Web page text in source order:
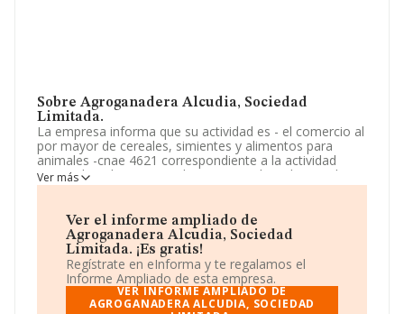
Sobre Agroganadera Alcudia, Sociedad
Limitada.
La empresa informa que su actividad es - el comercio al
por mayor de cereales, simientes y alimentos para
animales -cnae 4621 correspondiente a la actividad
principal-. - el comercio al por menor de todo tipo de
productos y bienes de ferretería. -cnae 4752-. - el
relacionados con la ferr. La empresa es una Sociedad
Limitada. Tiene CNAE: 4752 - 'Comercio al por menor de
ferretería, pintura y vidrio en establecimientos
especializados'. La empresa no tiene actividad en
mercados exteriores.
Los empleados han aumentado un
Ver más
Ver el informe ampliado de
Agroganadera Alcudia, Sociedad
Limitada. ¡Es gratis!
Regístrate en eInforma y te regalamos el
Informe Ampliado de esta empresa.
VER INFORME AMPLIADO DE
AGROGANADERA ALCUDIA, SOCIEDAD